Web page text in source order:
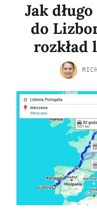
Jak
do
rozkład